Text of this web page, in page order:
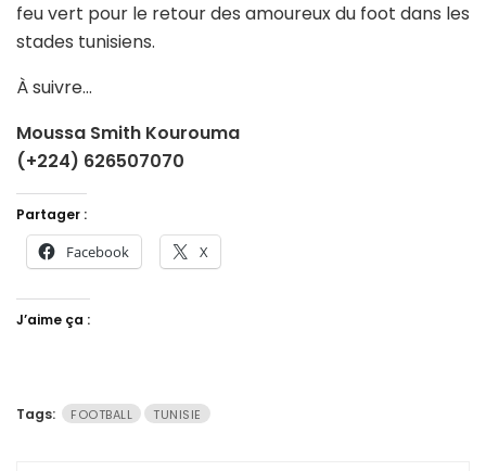
feu vert pour le retour des amoureux du foot dans les
stades tunisiens.
À suivre…
Moussa Smith Kourouma
(+224) 626507070
Partager :
Facebook X
J’aime ça :
Tags: FOOTBALL TUNISIE